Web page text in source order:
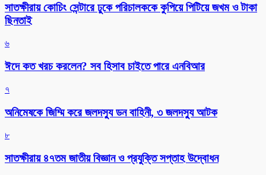
সাতক্ষীরায় কোচিং সেন্টারে ঢুকে পরিচালককে কুপিয়ে পিটিয়ে জখম ও টাকা
ছিনতাই
৬
ঈদে কত খরচ করলেন? সব হিসাব চাইতে পারে এনবিআর
৭
অনিমেষকে জিম্মি করে জলদস্যু ডন বাহিনী, ৩ জলদস্যু আটক
৮
সাতক্ষীরায় ৪৭তম জাতীয় বিজ্ঞান ও প্রযুক্তি সপ্তাহ উদ্বোধন